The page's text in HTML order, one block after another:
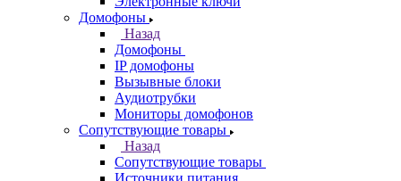
Домофоны
Назад
Домофоны
IP домофоны
Вызывные блоки
Аудиотрубки
Мониторы домофонов
Сопутствующие товары
Назад
Сопутствующие товары
Источники питания